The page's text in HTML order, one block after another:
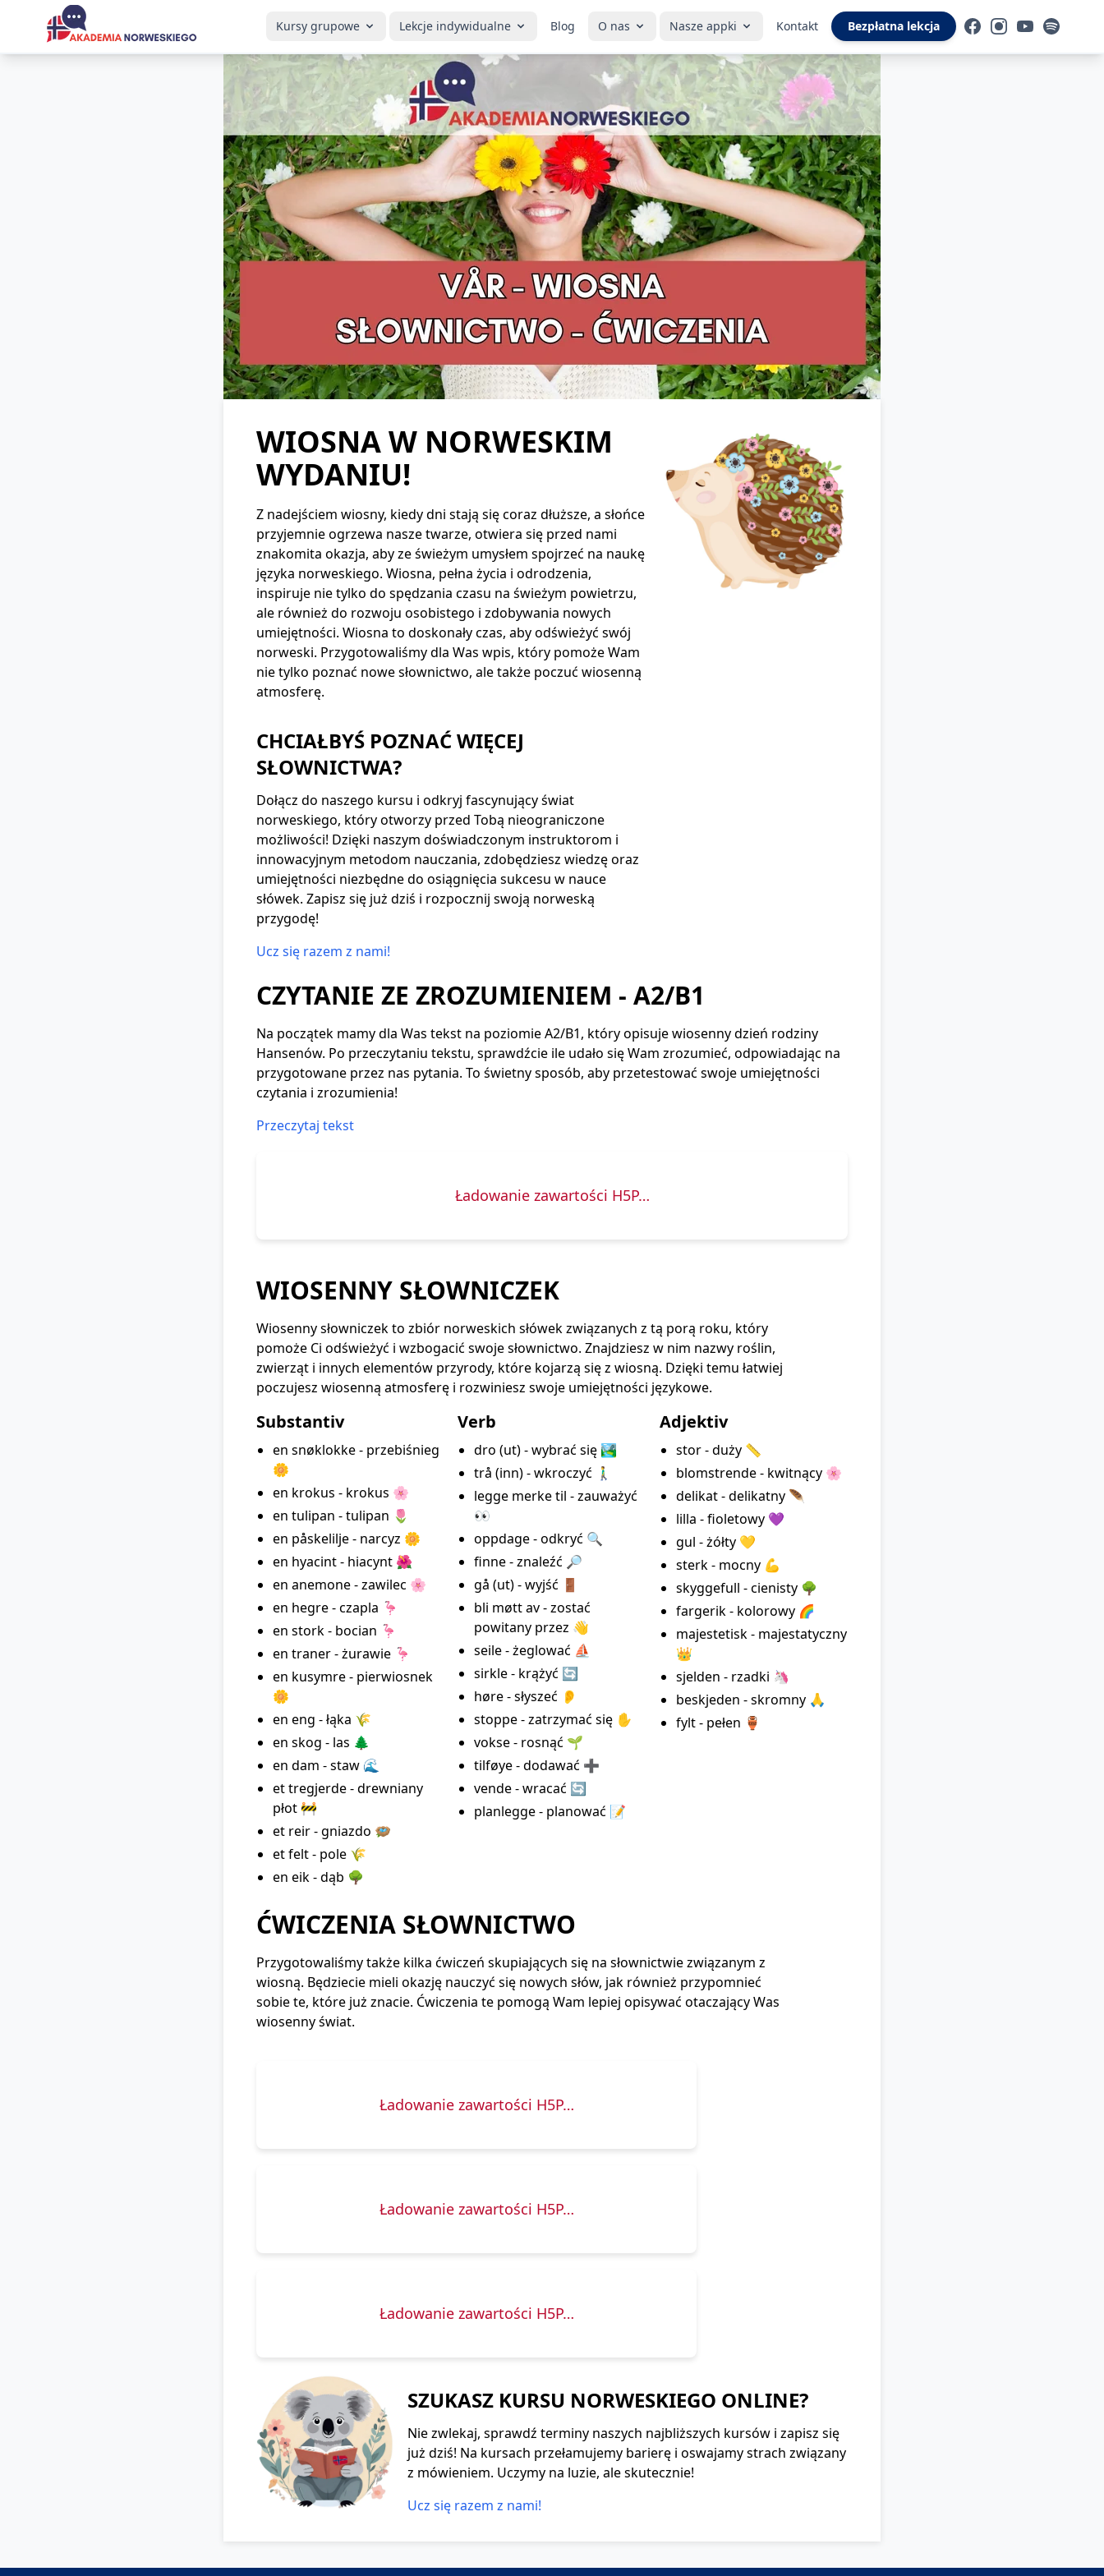
Kursy grupowe Lekcje indywidualne Blog O nas Nasze appki Kontakt Bezpłatna lekcja
WIOSNA W NORWESKIM
WYDANIU!
Z nadejściem wiosny, kiedy dni stają się coraz dłuższe, a słońce
przyjemnie ogrzewa nasze twarze, otwiera się przed nami
znakomita okazja, aby ze świeżym umysłem spojrzeć na naukę
języka norweskiego. Wiosna, pełna życia i odrodzenia,
inspiruje nie tylko do spędzania czasu na świeżym powietrzu,
ale również do rozwoju osobistego i zdobywania nowych
umiejętności. Wiosna to doskonały czas, aby odświeżyć swój
norweski. Przygotowaliśmy dla Was wpis, który pomoże Wam
nie tylko poznać nowe słownictwo, ale także poczuć wiosenną
atmosferę.
CHCIAŁBYŚ POZNAĆ WIĘCEJ
SŁOWNICTWA?
Dołącz do naszego kursu i odkryj fascynujący świat
norweskiego, który otworzy przed Tobą nieograniczone
możliwości! Dzięki naszym doświadczonym instruktorom i
innowacyjnym metodom nauczania, zdobędziesz wiedzę oraz
umiejętności niezbędne do osiągnięcia sukcesu w nauce
słówek. Zapisz się już dziś i rozpocznij swoją norweską
przygodę!
Ucz się razem z nami!
CZYTANIE ZE ZROZUMIENIEM - A2/B1
Na początek mamy dla Was tekst na poziomie A2/B1, który opisuje wiosenny dzień rodziny
Hansenów. Po przeczytaniu tekstu, sprawdźcie ile udało się Wam zrozumieć, odpowiadając na
przygotowane przez nas pytania. To świetny sposób, aby przetestować swoje umiejętności
czytania i zrozumienia!
Przeczytaj tekst
Ładowanie zawartości H5P…
WIOSENNY SŁOWNICZEK
Wiosenny słowniczek to zbiór norweskich słówek związanych z tą porą roku, który
pomoże Ci odświeżyć i wzbogacić swoje słownictwo. Znajdziesz w nim nazwy roślin,
zwierząt i innych elementów przyrody, które kojarzą się z wiosną. Dzięki temu łatwiej
poczujesz wiosenną atmosferę i rozwiniesz swoje umiejętności językowe.
Substantiv
en snøklokke - przebiśnieg
🌼
en krokus - krokus 🌸
en tulipan - tulipan 🌷
en påskelilje - narcyz 🌼
en hyacint - hiacynt 🌺
en anemone - zawilec 🌸
en hegre - czapla 🦩
en stork - bocian 🦩
en traner - żurawie 🦩
en kusymre - pierwiosnek
🌼
en eng - łąka 🌾
en skog - las 🌲
en dam - staw 🌊
et tregjerde - drewniany
płot 🚧
et reir - gniazdo 🪺
et felt - pole 🌾
en eik - dąb 🌳
Verb
dro (ut) - wybrać się 🏞️
trå (inn) - wkroczyć 🚶‍♂️
legge merke til - zauważyć
👀
oppdage - odkryć 🔍
finne - znaleźć 🔎
gå (ut) - wyjść 🚪
bli møtt av - zostać
powitany przez 👋
seile - żeglować ⛵
sirkle - krążyć 🔄
høre - słyszeć 👂
stoppe - zatrzymać się ✋
vokse - rosnąć 🌱
tilføye - dodawać ➕
vende - wracać 🔄
planlegge - planować 📝
Adjektiv
stor - duży 📏
blomstrende - kwitnący 🌸
delikat - delikatny 🪶
lilla - fioletowy 💜
gul - żółty 💛
sterk - mocny 💪
skyggefull - cienisty 🌳
fargerik - kolorowy 🌈
majestetisk - majestatyczny
👑
sjelden - rzadki 🦄
beskjeden - skromny 🙏
fylt - pełen 🏺
ĆWICZENIA SŁOWNICTWO
Przygotowaliśmy także kilka ćwiczeń skupiających się na słownictwie związanym z
wiosną. Będziecie mieli okazję nauczyć się nowych słów, jak również przypomnieć
sobie te, które już znacie. Ćwiczenia te pomogą Wam lepiej opisywać otaczający Was
wiosenny świat.
Ładowanie zawartości H5P…
Ładowanie zawartości H5P…
Ładowanie zawartości H5P…
SZUKASZ KURSU NORWESKIEGO ONLINE?
Nie zwlekaj, sprawdź terminy naszych najbliższych kursów i zapisz się
już dziś! Na kursach przełamujemy barierę i oswajamy strach związany
z mówieniem. Uczymy na luzie, ale skutecznie!
Ucz się razem z nami!